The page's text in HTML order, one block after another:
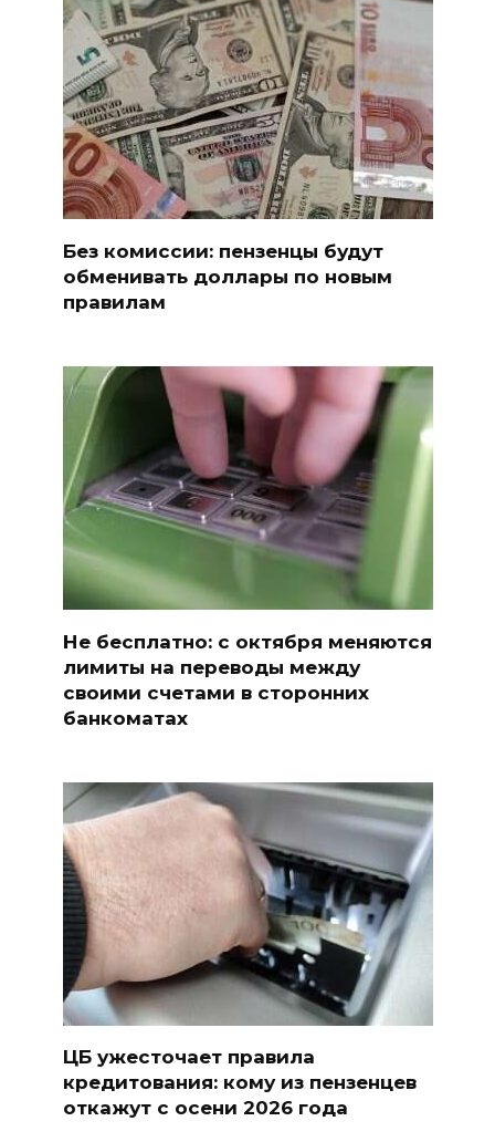
Без комиссии: пензенцы будут
обменивать доллары по новым
правилам
Не бесплатно: с октября меняются
лимиты на переводы между
своими счетами в сторонних
банкоматах
ЦБ ужесточает правила
кредитования: кому из пензенцев
откажут с осени 2026 года